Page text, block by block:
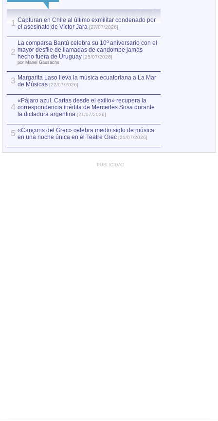
1 Capturan en Chile al último exmilitar condenado por
el asesinato de Víctor Jara [27/07/2026]
2
La comparsa Bantú celebra su 10º aniversario con el
mayor desfile de llamadas de candombe jamás
hecho fuera de Uruguay [25/07/2026]
por Manel Gausachs
3 Margarita Laso lleva la música ecuatoriana a La Mar
de Músicas [22/07/2026]
4
«Pájaro azul. Cartas desde el exilio» recupera la
correspondencia inédita de Mercedes Sosa durante
la dictadura argentina [21/07/2026]
5 «Cançons del Grec» celebra medio siglo de música
en una noche única en el Teatre Grec [21/07/2026]
PUBLICIDAD